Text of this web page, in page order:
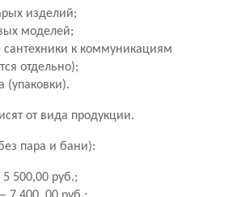
изделий;
моделей;
к коммуникациям
отдельно);
(упаковки).
от вида продукции.
пара и бани):
500,00 руб.;